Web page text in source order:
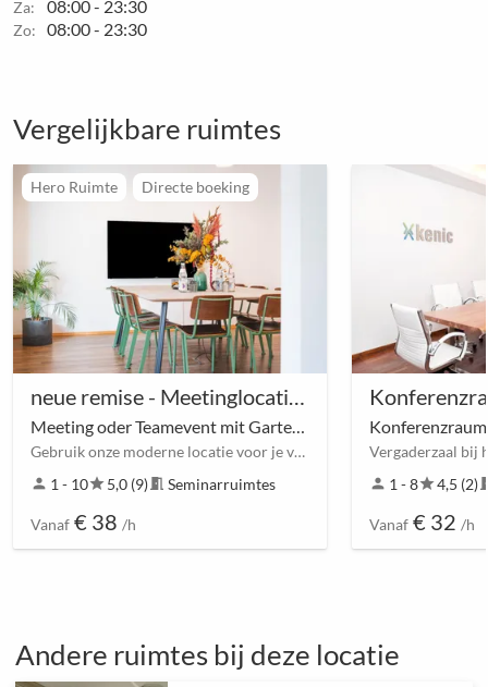
Za: 08:00 - 23:30
Zo: 08:00 - 23:30
Vergelijkbare ruimtes
Hero Ruimte Directe boeking
neue remise - Meetinglocation
Meeting oder Teamevent mit Garten und Terrasse
Gebruik onze moderne locatie voor je volgende teamevenement
person 1 - 10star5,0 (9)meeting_room Seminarruimtes
Vanaf € 38 /h
Konferenzraum
Vergaderzaal bij
person 1 - 8star4,5 (2)
Vanaf € 32 /h
Andere ruimtes bij deze locatie